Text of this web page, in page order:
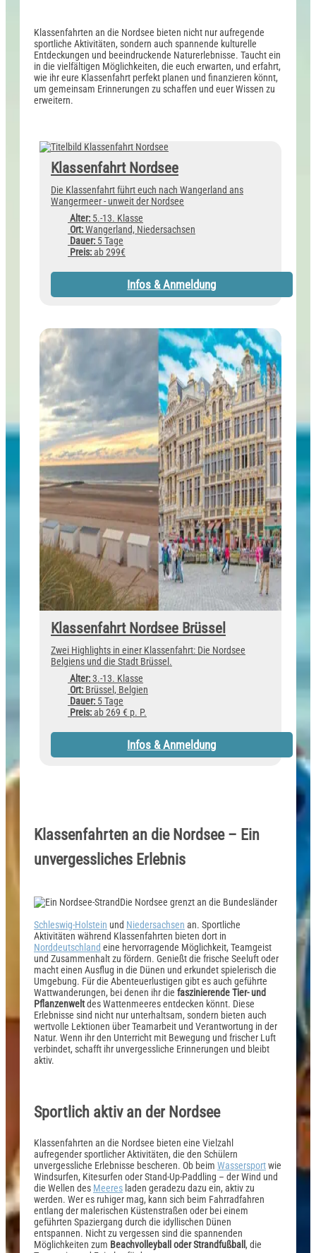
Klassenfahrten an die Nordsee bieten nicht nur aufregende
sportliche Aktivitäten, sondern auch spannende kulturelle
Entdeckungen und beeindruckende Naturerlebnisse. Taucht ein
in die vielfältigen Möglichkeiten, die euch erwarten, und erfahrt,
wie ihr eure Klassenfahrt perfekt planen und finanzieren könnt,
um gemeinsam Erinnerungen zu schaffen und euer Wissen zu
erweitern.
Klassenfahrt Nordsee
Die Klassenfahrt führt euch nach Wangerland ans
Wangermeer - unweit der Nordsee
Alter: 5.-13. Klasse
Ort:Wangerland, Niedersachsen
Dauer: 5 Tage
Preis:ab 299€
Infos & Anmeldung
Klassenfahrt Nordsee Brüssel
Zwei Highlights in einer Klassenfahrt: Die Nordsee
Belgiens und die Stadt Brüssel.
Alter:3.-13. Klasse
Ort: Brüssel, Belgien
Dauer: 5 Tage
Preis:ab 269 € p. P.
Infos & Anmeldung
Klassenfahrten an die Nordsee – Ein
unvergessliches Erlebnis
Die Nordsee grenztan die Bundesländer
Schleswig-Holstein und Niedersachsen an. Sportliche
Aktivitäten während Klassenfahrten bieten dort in
Norddeutschland eine hervorragende Möglichkeit, Teamgeist
und Zusammenhalt zu fördern. Genießt die frische Seeluft oder
macht einen Ausflug in die Dünen und erkundet spielerisch die
Umgebung. Für die Abenteuerlustigen gibt es auch geführte
Wattwanderungen, bei denen ihr die faszinierende Tier- und
Pflanzenweltdes Wattenmeeres entdecken könnt. Diese
Erlebnisse sind nicht nur unterhaltsam, sondern bieten auch
wertvolle Lektionen über Teamarbeit und Verantwortung in der
Natur. Wenn ihr den Unterricht mit Bewegung und frischer Luft
verbindet, schafft ihr unvergessliche Erinnerungen und bleibt
aktiv.
Sportlich aktiv an der Nordsee
Klassenfahrten an die Nordsee bieten eine Vielzahl
aufregender sportlicher Aktivitäten, die den Schülern
unvergessliche Erlebnisse bescheren. Ob beim Wassersportwie
Windsurfen, Kitesurfen oder Stand-Up-Paddling – der Wind und
die Wellen des Meeres laden geradezu dazu ein, aktiv zu
werden. Wer es ruhiger mag, kann sich beim Fahrradfahren
entlang der malerischen Küstenstraßen oder bei einem
geführten Spaziergang durch die idyllischen Dünen
entspannen. Nicht zu vergessen sind die spannenden
Möglichkeiten zum Beachvolleyball oder Strandfußball , die